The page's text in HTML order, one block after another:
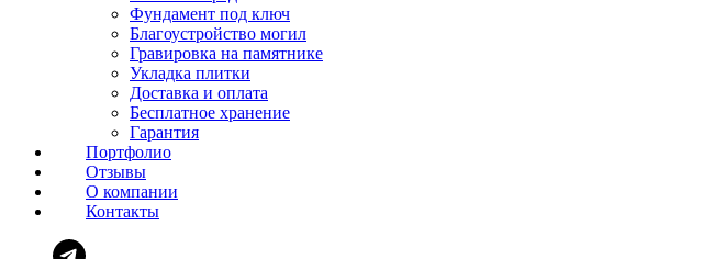
Фундамент под ключ
Благоустройство могил
Гравировка на памятнике
Укладка плитки
Доставка и оплата
Бесплатное хранение
Гарантия
Портфолио
Отзывы
О компании
Контакты